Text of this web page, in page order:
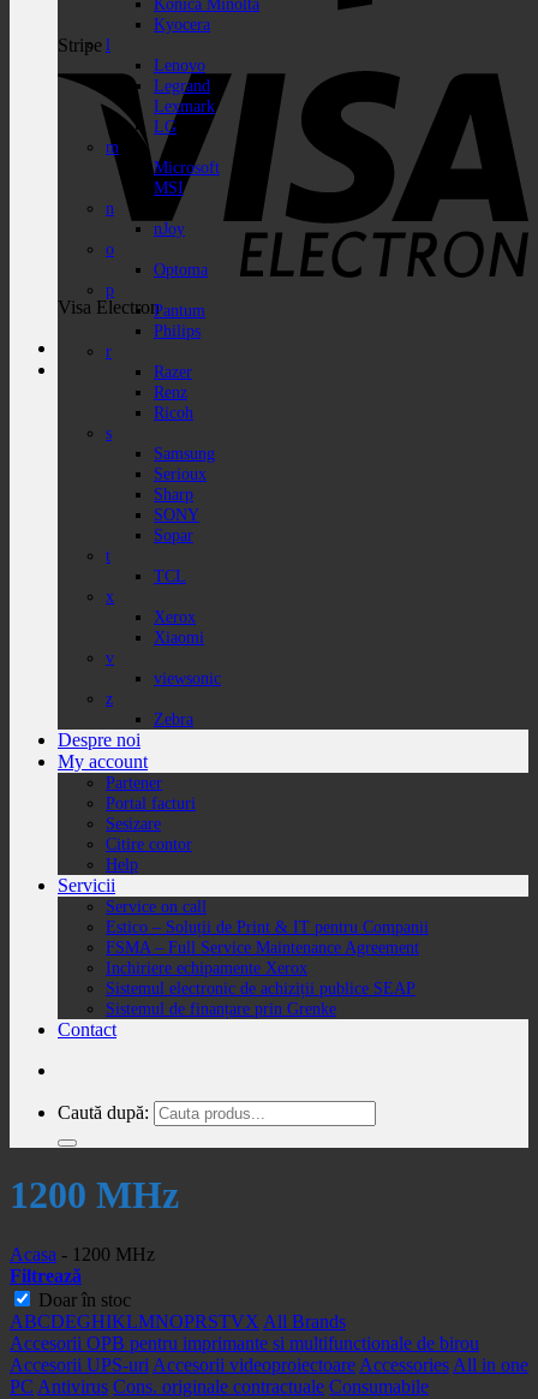
Stripe
Visa Electron
Kyocera
l
Lenovo
Legrand
Lexmark
LG
m
Microsoft
MSI
n
nJoy
o
Optoma
p
Pantum
Philips
r
Razer
Renz
Ricoh
s
Samsung
Serioux
Sharp
SONY
Sopar
t
TCL
x
Xerox
Xiaomi
v
viewsonic
z
Zebra
Despre noi
My account
Partener
Portal facturi
Sesizare
Citire contor
Help
Servicii
Service on call
Estico – Soluții de Print & IT pentru Companii
FSMA – Full Service Maintenance Agreement
Inchiriere echipamente Xerox
Sistemul electronic de achiziții publice SEAP
Sistemul de finanțare prin Grenke
Contact
Caută după:
1200 MHz
Acasa - 1200 MHz
Filtrează
Doar în stoc
ABCDEGHIKLMNOPRSTVX All Brands
Accesorii OPB pentru imprimante si multifunctionale de birou
Accesorii UPS-uri Accesorii videoproiectoare Accessories All in one
PC Antivirus Cons. originale contractuale Consumabile